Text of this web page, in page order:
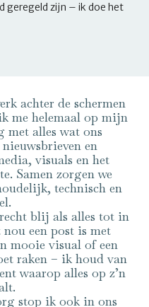
geregeld zijn – ik doe het
achter de schermen
me helemaal op mijn
met alles wat ons
en
visuals en het
Samen zorgen we
technisch en
blij als alles tot in
een post is met
mooie visual of een
raken – ik houd van
waarop alles op z’n
stop ik ook in ons